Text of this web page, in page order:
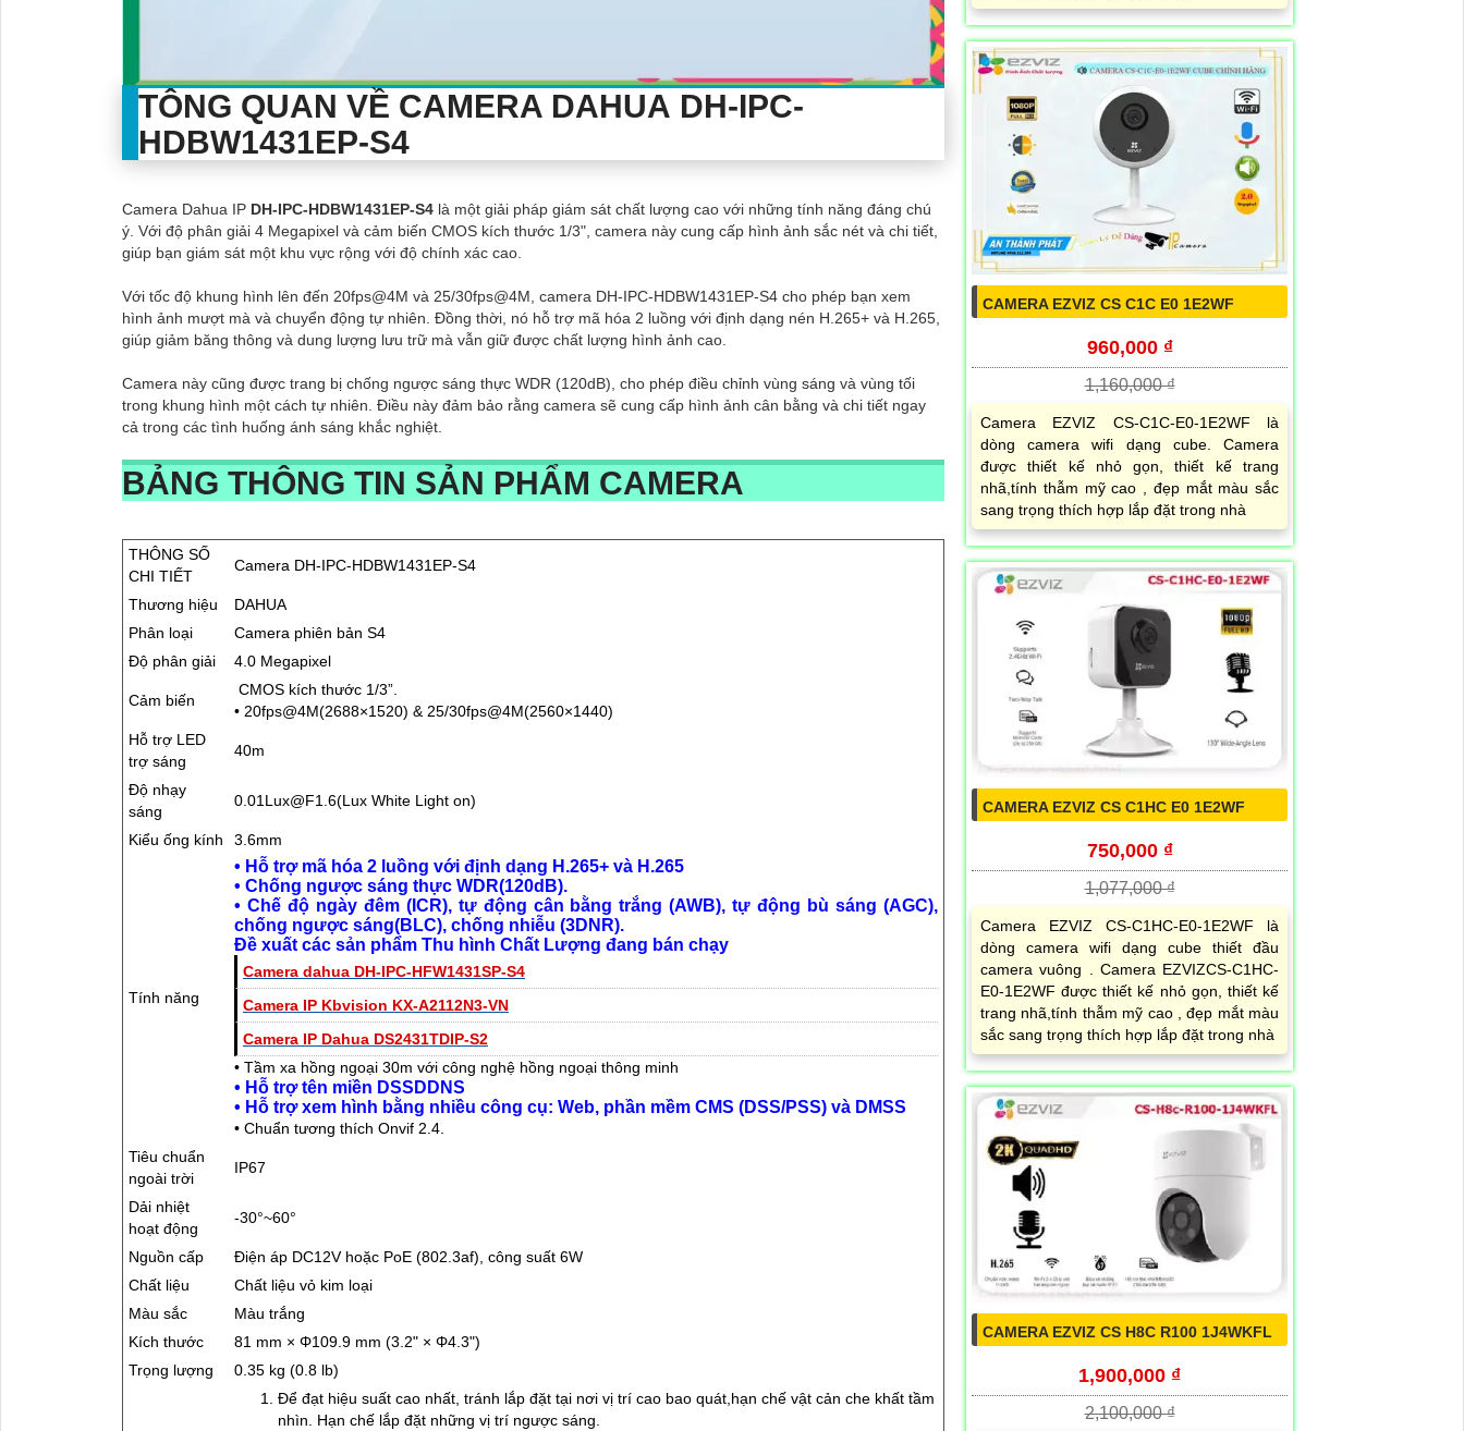
TÔNG QUAN VỀ CAMERA DAHUA DH-IPC-
HDBW1431EP-S4
Camera Dahua IP DH-IPC-HDBW1431EP-S4 là một giải pháp giám sát chất lượng cao với những tính năng đáng chú
ý. Với độ phân giải 4 Megapixel và cảm biến CMOS kích thước 1/3", camera này cung cấp hình ảnh sắc nét và chi tiết,
giúp bạn giám sát một khu vực rộng với độ chính xác cao.
Với tốc độ khung hình lên đến 20fps@4M và 25/30fps@4M, camera DH-IPC-HDBW1431EP-S4 cho phép bạn xem
hình ảnh mượt mà và chuyển động tự nhiên. Đồng thời, nó hỗ trợ mã hóa 2 luồng với định dạng nén H.265+ và H.265,
giúp giảm băng thông và dung lượng lưu trữ mà vẫn giữ được chất lượng hình ảnh cao.
Camera này cũng được trang bị chống ngược sáng thực WDR (120dB), cho phép điều chỉnh vùng sáng và vùng tối
trong khung hình một cách tự nhiên. Điều này đảm bảo rằng camera sẽ cung cấp hình ảnh cân bằng và chi tiết ngay
cả trong các tình huống ánh sáng khắc nghiệt.
BẢNG THÔNG TIN SẢN PHẨM CAMERA
THÔNG SỐ
CHI TIẾT
Camera DH-IPC-HDBW1431EP-S4
Thương hiệu
DAHUA
Phân loại
Camera phiên bản S4
Độ phân giải
4.0 Megapixel
Cảm biến
CMOS kích thước 1/3”.
• 20fps@4M(2688×1520) & 25/30fps@4M(2560×1440)
Hỗ trợ LED
trợ sáng
40m
Độ nhạy
sáng
0.01Lux@F1.6(Lux White Light on)
Kiểu ống kính 3.6mm
Tính năng
• Hỗ trợ mã hóa 2 luồng với định dạng H.265+ và H.265
• Chống ngược sáng thực WDR(120dB).
• Chế độ ngày đêm (ICR), tự động cân bằng trắng (AWB), tự động bù sáng (AGC),
chống ngược sáng(BLC), chống nhiễu (3DNR).
Đề xuất các sản phẩm Thu hình Chất Lượng đang bán chạy
Camera dahua DH-IPC-HFW1431SP-S4
Camera IP Kbvision KX-A2112N3-VN
Camera IP Dahua DS2431TDIP-S2
• Tầm xa hồng ngoại 30m với công nghệ hồng ngoại thông minh
• Hỗ trợ tên miền DSSDDNS
• Hỗ trợ xem hình bằng nhiều công cụ: Web, phần mềm CMS (DSS/PSS) và DMSS
• Chuẩn tương thích Onvif 2.4.
Tiêu chuẩn
ngoài trời
IP67
Dải nhiệt
hoạt động
-30°~60°
Nguồn cấp
Điện áp DC12V hoặc PoE (802.3af), công suất 6W
Chất liệu
Chất liệu vỏ kim loại
Màu sắc
Màu trắng
Kích thước
81 mm × Φ109.9 mm (3.2" × Φ4.3")
Trọng lượng
0.35 kg (0.8 lb)
Để đạt hiệu suất cao nhất, tránh lắp đặt tại nơi vị trí cao bao quát,hạn chế vật cản che khất tầm
nhìn. Hạn chế lắp đặt những vị trí ngược sáng.
CAMERA EZVIZ CS C1C E0 1E2WF
960,000 ₫
1,160,000 ₫
Camera EZVIZ CS-C1C-E0-1E2WF là
dòng camera wifi dạng cube. Camera
được thiết kế nhỏ gọn, thiết kế trang
nhã,tính thẫm mỹ cao , đẹp mắt màu sắc
sang trọng thích hợp lắp đặt trong nhà
CAMERA EZVIZ CS C1HC E0 1E2WF
750,000 ₫
1,077,000 ₫
Camera EZVIZ CS-C1HC-E0-1E2WF là
dòng camera wifi dạng cube thiết đầu
camera vuông . Camera EZVIZCS-C1HC-
E0-1E2WF được thiết kế nhỏ gọn, thiết kế
trang nhã,tính thẫm mỹ cao , đẹp mắt màu
sắc sang trọng thích hợp lắp đặt trong nhà
CAMERA EZVIZ CS H8C R100 1J4WKFL
1,900,000 ₫
2,100,000 ₫